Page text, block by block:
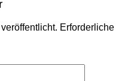
Erforderliche